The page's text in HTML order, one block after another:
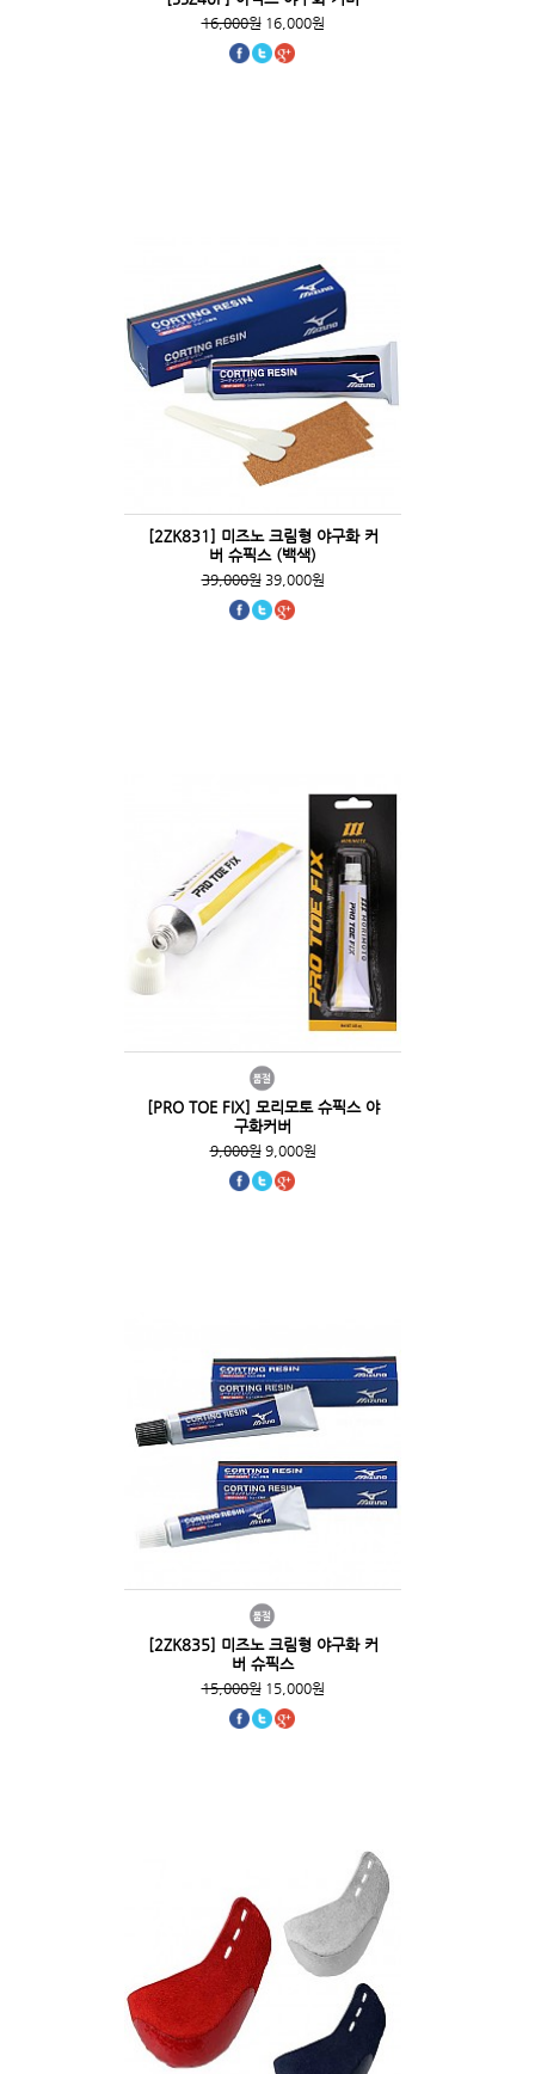
16,000원16,000원
[2ZK831] 미즈노 크림형 야구화 커
버 슈픽스 (백색)
39,000원39,000원
[PRO TOE FIX] 모리모토 슈픽스 야
구화커버
9,000원9,000원
[2ZK835] 미즈노 크림형 야구화 커
버 슈픽스
15,000원15,000원